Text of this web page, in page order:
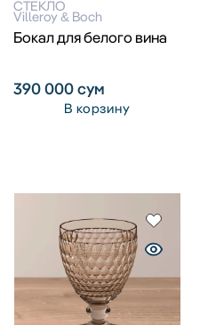
СТЕКЛО
Villeroy & Boch
Бокал для белого вина
390 000сум
В корзину